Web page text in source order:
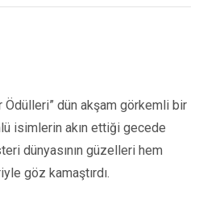
Ödülleri” dün akşam görkemli bir
isimlerin akın ettiği gecede
dünyasının güzelleri hem
göz kamaştırdı.